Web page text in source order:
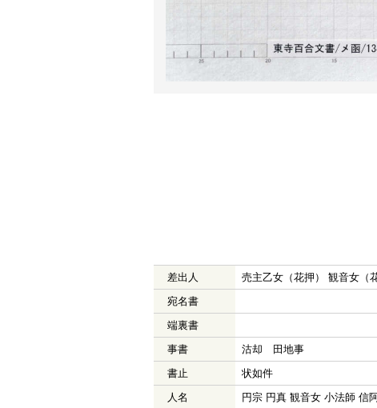
差出人
売主乙女（花押） 観音女（
宛名書
端裏書
事書
沽却 田地事
書止
状如件
人名
円宗 円真 観音女 小法師 信